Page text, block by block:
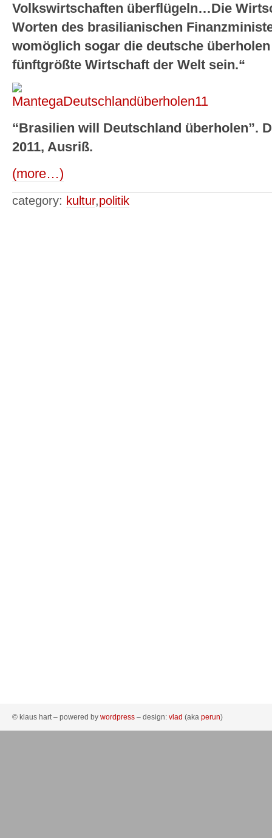
Volkswirtschaften überflügeln…Die
Worten des brasilianischen
womöglich sogar die deutsche
fünftgrößte Wirtschaft der Welt sein.“
“Brasilien will Deutschland überholen”.
2011, Ausriß.
(more…)
category: kultur,politik
© klaus hart – powered by wordpress – design: vlad (aka perun)